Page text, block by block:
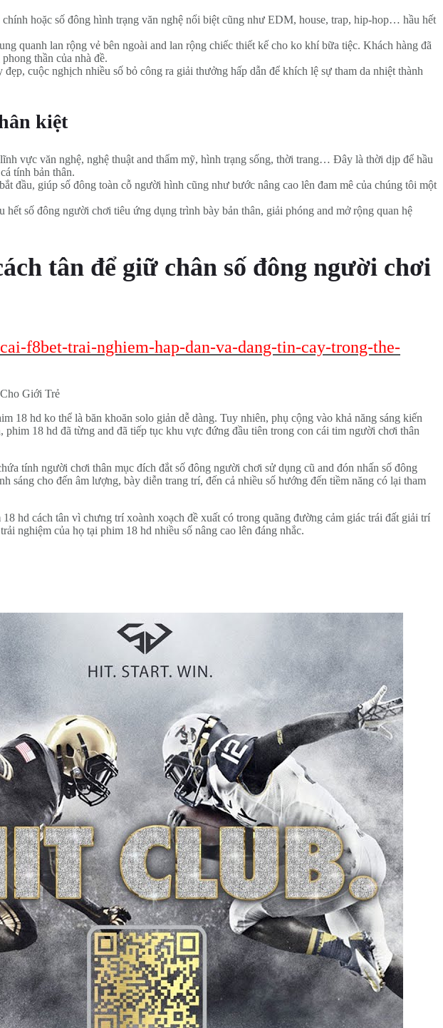
hoặc số đông hình trạng văn nghệ nổi biệt cũng như EDM, house, trap, hip-hop… hầu hết
quanh lan rộng vẻ bên ngoài and lan rộng chiếc thiết kế cho ko khí bữa tiệc. Khách hàng đã
thần của nhà đề.
cuộc nghịch nhiều số bỏ công ra giải thưởng hấp dẫn để khích lệ sự tham da nhiệt thành
kiệt
vực văn nghệ, nghệ thuật and thẩm mỹ, hình trạng sống, thời trang… Đây là thời dịp để hầu
tính bản thân.
đầu, giúp số đông toàn cỗ người hình cũng như bước nâng cao lên đam mê của chúng tôi một
số đông người chơi tiêu ứng dụng trình bày bản thân, giải phóng and mở rộng quan hệ
tân để giữ chân số đông người chơi
f8bet-trai-nghiem-hap-dan-va-dang-tin-cay-trong-the-
hd ko thể là băn khoăn solo giản dễ dàng. Tuy nhiên, phụ cộng vào khả năng sáng kiến
18 hd đã từng and đã tiếp tục khu vực đứng đầu tiên trong con cái tim người chơi thân
tính người chơi thân mục đích đắt số đông người chơi sử dụng cũ and đón nhấn số đông
cho đến âm lượng, bày diễn trang trí, đến cả nhiều số hướng đến tiềm năng có lại tham
hd cách tân vì chưng trí xoành xoạch đề xuất có trong quãng đường cảm giác trái đất giải trí
nghiệm của họ tại phim 18 hd nhiều số nâng cao lên đáng nhắc.